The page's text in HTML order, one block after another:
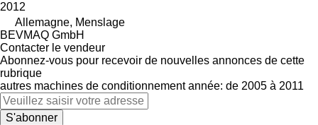
2012
Allemagne, Menslage
BEVMAQ GmbH
Contacter le vendeur
Abonnez-vous pour recevoir de nouvelles annonces de cette
rubrique
autres machines de conditionnement année: de 2005 à 2011
S'abonner